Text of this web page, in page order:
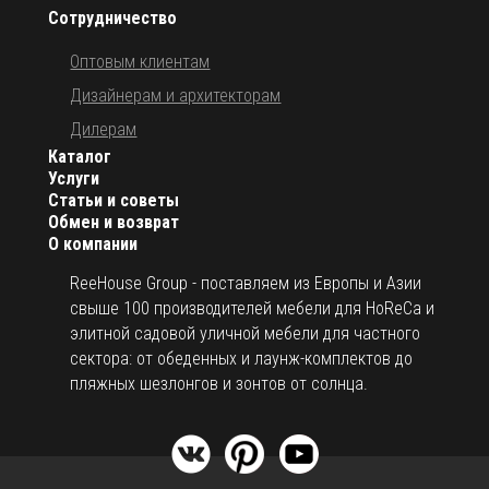
О компании
ReeHouse Group - поставляем из Европы и Азии
свыше 100 производителей мебели для HoReCa и
элитной садовой уличной мебели для частного
сектора: от обеденных и лаунж-комплектов до
пляжных шезлонгов и зонтов от солнца.
Каталог
Услуги
Статьи и советы
Обмен и возврат
Сотрудничество
Оптовым клиентам
Дизайнерам и архитекторам
Дилерам